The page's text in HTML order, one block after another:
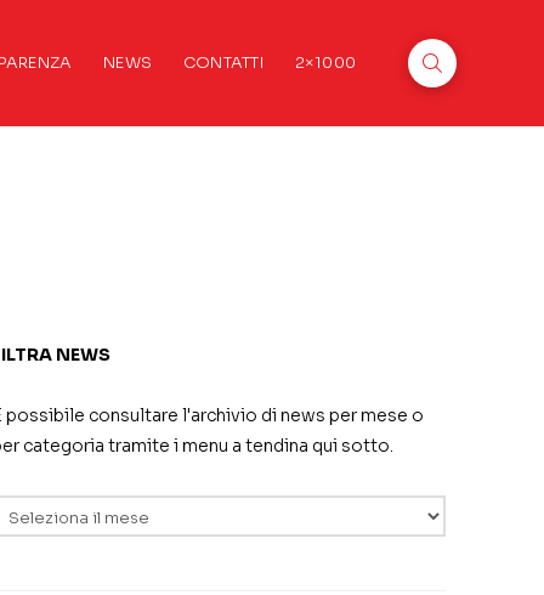
NEWS CONTATTI 2×1000
NEWS
possibile consultare l'archivio di news per mese o
categoria tramite i menu a tendina qui sotto.